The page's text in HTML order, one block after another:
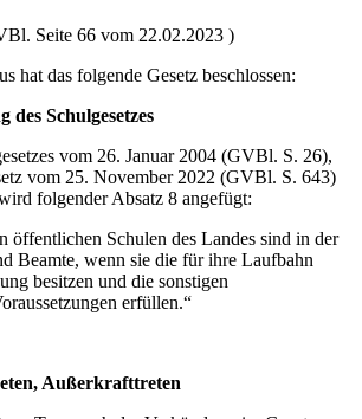
Seite 66 vom 22.02.2023 )
hat das folgende Gesetz beschlossen:
Schulgesetzes
vom 26. Januar 2004 (GVBl. S. 26),
vom 25. November 2022 (GVBl. S. 643)
folgender Absatz 8 angefügt:
öffentlichen Schulen des Landes sind in der
Beamte, wenn sie die für ihre Laufbahn
besitzen und die sonstigen
erfüllen.“
Außerkrafttreten